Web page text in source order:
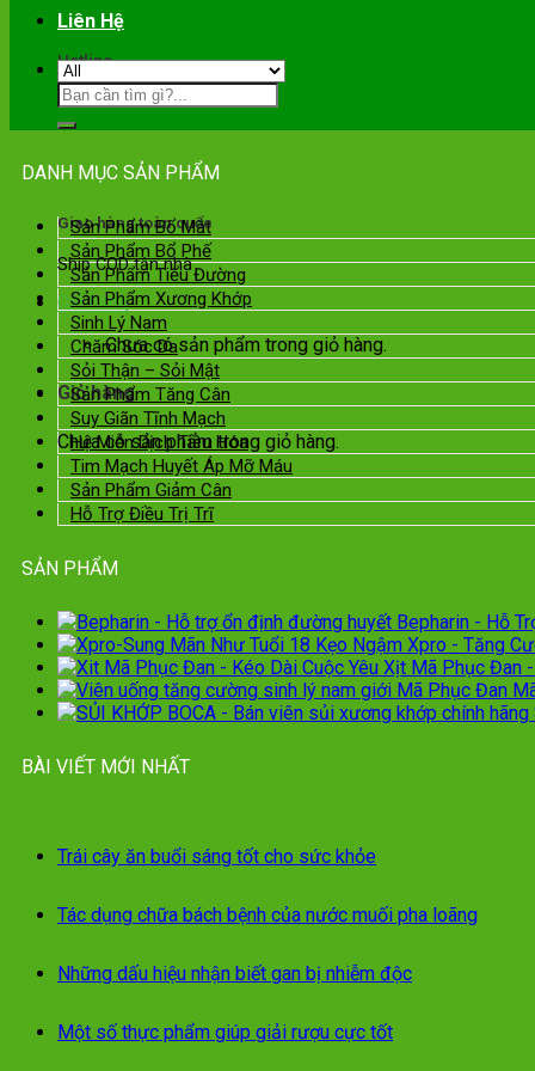
Hotline
0901.089.355
Giao hàng toàn quốc
Ship COD tận nhà
Giỏ hàng
Chưa có sản phẩm trong giỏ hàng.
Giỏ hàng
Chưa có sản phẩm trong giỏ hàng.
Liên Hệ
DANH MỤC SẢN PHẨM
Sản Phẩm Bổ Mắt
Sản Phẩm Bổ Phế
Sản Phẩm Tiểu Đường
Sản Phẩm Xương Khớp
Sinh Lý Nam
Chăm Sóc Da
Sỏi Thận – Sỏi Mật
Sản Phẩm Tăng Cân
Suy Giãn Tĩnh Mạch
Hệ Miễn Dịch Tiêu Hóa
Tim Mạch Huyết Áp Mỡ Máu
Sản Phẩm Giảm Cân
Hỗ Trợ Điều Trị Trĩ
SẢN PHẨM
Bepharin - Hỗ
Kẹo Ngậm Xpro - Tăng
Xịt Mã Phục Đan
BÀI VIẾT MỚI NHẤT
Trái cây ăn buổi sáng tốt cho sức khỏe
Tác dụng chữa bách bệnh của nước muối pha loãng
Những dấu hiệu nhận biết gan bị nhiễm độc
Một số thực phẩm giúp giải rượu cực tốt